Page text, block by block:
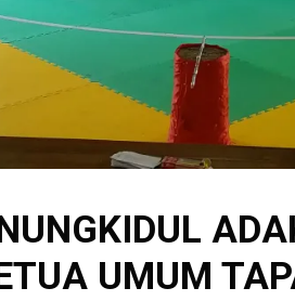
UMUM